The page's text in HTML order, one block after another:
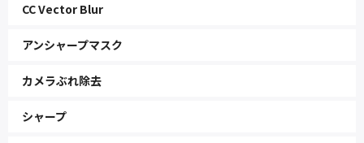
CC Vector Blur
アンシャープマスク
カメラぶれ除去
シャープ